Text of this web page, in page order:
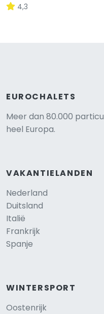
4,3
EUROCHALETS
Meer dan 80.000
heel Europa.
VAKANTIELANDEN
Nederland
Duitsland
Italië
Frankrijk
Spanje
WINTERSPORT
Oostenrijk